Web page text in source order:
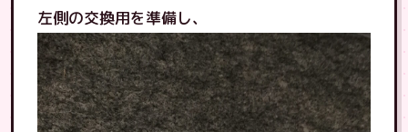
左側の交換用を準備し、